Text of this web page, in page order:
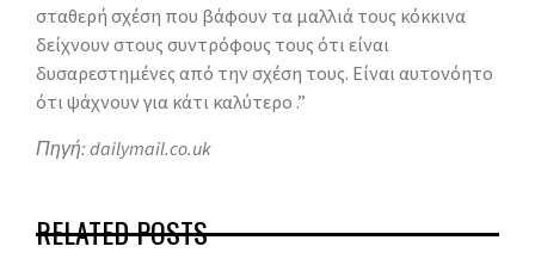
σταθερή σχέση που βάφουν τα μαλλιά τους κόκκινα
δείχνουν στους συντρόφους τους ότι είναι
δυσαρεστημένες από την σχέση τους. Είναι αυτονόητο
ότι ψάχνουν για κάτι καλύτερο .”
Πηγή: dailymail.co.uk
RELATED POSTS